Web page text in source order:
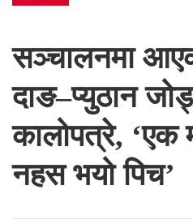
सञ्चालनमा
दाङ–प्युठान
कालोपत्रे, ‘एक
नहस भयो पिच’